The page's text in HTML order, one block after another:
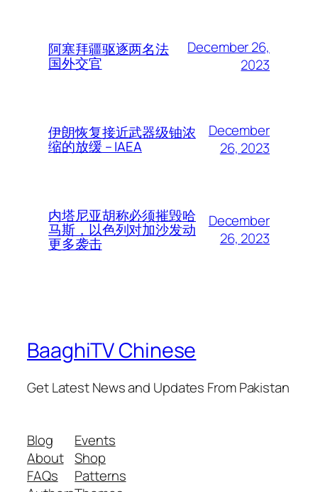
阿塞拜疆驱逐两名法
国外交官
December 26,
2023
伊朗恢复接近武器级铀浓
缩的放缓 – IAEA
December
26, 2023
内塔尼亚胡称必须摧毁哈
马斯，以色列对加沙发动
更多袭击
December
26, 2023
BaaghiTV Chinese
Get Latest News and Updates From Pakistan
Blog
About
FAQs
Events
Shop
Patterns